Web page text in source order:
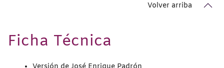
Volver arriba
Ficha Técnica